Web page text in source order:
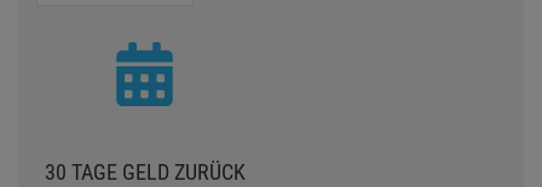
30 TAGE GELD ZURÜCK